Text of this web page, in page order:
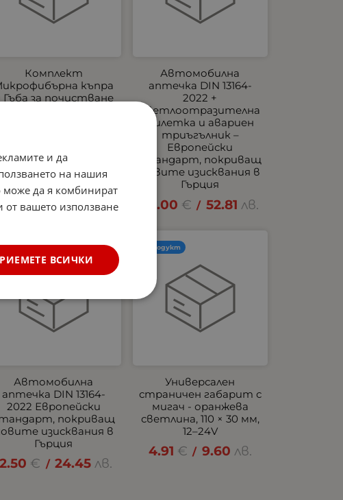
Комплект
къпра
Гъба за почистване
4.99 € / 9.76
Автомобилна
аптечка DIN 13164-
2022 +
светлоотразителна
жилетка и авариен
триъгълник –
Европейски
стандарт, покриващ
новите изисквания в
Гърция
27.00 € / 52.81 лв.
Автомобилна
аптечка DIN 13164-
2022 Европейски
покриващ
изисквания в
Гърция
€ / 24.45 лв.
продукт
Универсален
страничен габарит с
мигач - оранжева
светлина, 110 × 30 мм,
12–24V
4.91 € / 9.60 лв.
Нов продукт
и да
на нашия
може да я комбинират
от вашето използване
ВСИЧКИ